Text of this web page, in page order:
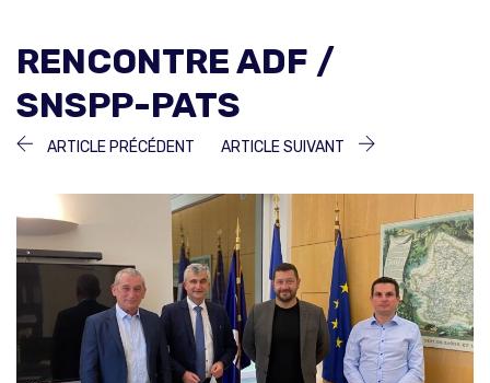
RENCONTRE ADF /
SNSPP-PATS
NAVIGATION
L’ARTICLE
ARTICLE PRÉCÉDENT ARTICLE
ARTICLE SUIVANT
ARTICLE